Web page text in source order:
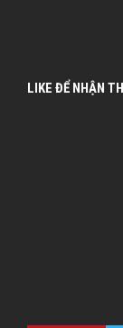
LIKE ĐỂ NHẬN